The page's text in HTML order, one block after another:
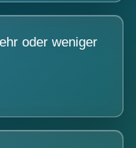
oder weniger